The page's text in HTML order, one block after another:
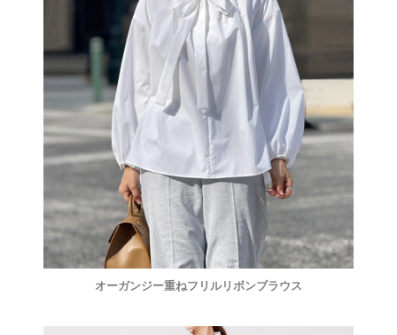
オーガンジー重ねフリルリボンブラウス